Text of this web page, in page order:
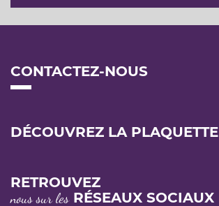
CONTACTEZ-NOUS
DÉCOUVREZ LA PLAQUETTE
RETROUVEZ
nous sur lesRÉSEAUX SOCIAUX